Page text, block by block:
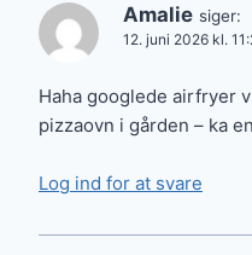
Amalie siger:
12. juni 2026 kl.
Haha googlede airfryer
pizzaovn i gården – ka
Log ind for at svare